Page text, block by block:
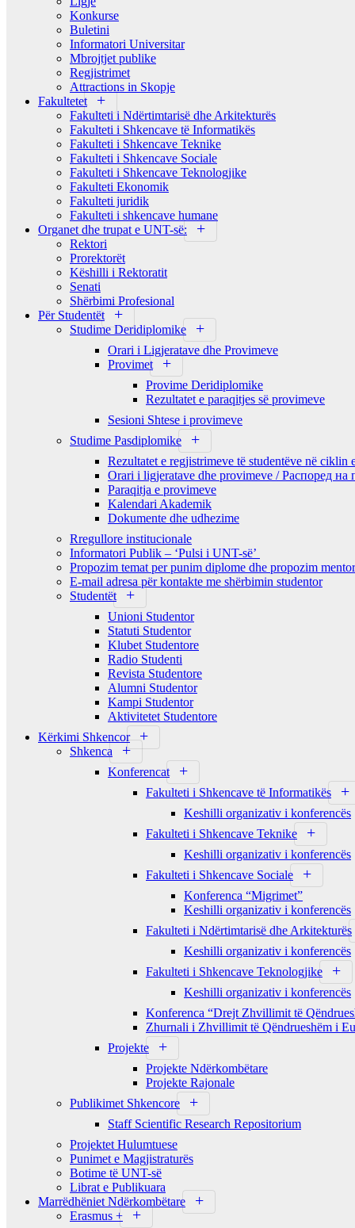
Konkurse
Buletini
Informatori Universitar
Mbrojtjet publike
Regjistrimet
Attractions in Skopje
Fakultetet
Fakulteti i Ndërtimtarisë dhe Arkitekturës
Fakulteti i Shkencave të Informatikës
Fakulteti i Shkencave Teknike
Fakulteti i Shkencave Sociale
Fakulteti i Shkencave Teknologjike
Fakulteti Ekonomik
Fakulteti juridik
Fakulteti i shkencave humane
Organet dhe trupat e UNT-së:
Rektori
Prorektorët
Këshilli i Rektoratit
Senati
Shërbimi Profesional
Për Studentët
Studime Deridiplomike
Orari i Ligjeratave dhe Provimeve
Provimet
Provime Deridiplomike
Rezultatet e paraqitjes së provimeve
Sesioni Shtese i provimeve
Studime Pasdiplomike
Rezultatet e regjistrimeve të studentëve në ciklin
Orari i ligjeratave dhe provimeve / Распоред на
Paraqitja e provimeve
Kalendari Akademik
Dokumente dhe udhezime
Rregullore institucionale
Informatori Publik – ‘Pulsi i UNT-së’
Propozim temat per punim diplome dhe propozim
E-mail adresa për kontakte me shërbimin studentor
Studentët
Unioni Studentor
Statuti Studentor
Klubet Studentore
Radio Studenti
Revista Studentore
Alumni Studentor
Kampi Studentor
Aktivitetet Studentore
Kërkimi Shkencor
Shkenca
Konferencat
Fakulteti i Shkencave të Informatikës
Keshilli organizativ i konferencës
Fakulteti i Shkencave Teknike
Keshilli organizativ i konferencës
Fakulteti i Shkencave Sociale
Konferenca “Migrimet”
Keshilli organizativ i konferencës
Fakulteti i Ndërtimtarisë dhe Arkitekturës
Keshilli organizativ i konferencës
Fakulteti i Shkencave Teknologjike
Keshilli organizativ i konferencës
Konferenca “Drejt Zhvillimit të
Zhurnali i Zhvillimit të Qëndrueshëm i
Projekte
Projekte Ndërkombëtare
Projekte Rajonale
Publikimet Shkencore
Staff Scientific Research Repositorium
Projektet Hulumtuese
Punimet e Magjistraturës
Botime të UNT-së
Librat e Publikuara
Marrëdhëniet Ndërkombëtare
Erasmus +